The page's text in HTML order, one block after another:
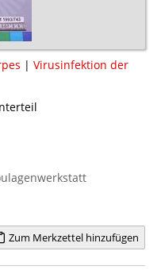
| Virusinfektion der
Zum Merkzettel hinzufügen